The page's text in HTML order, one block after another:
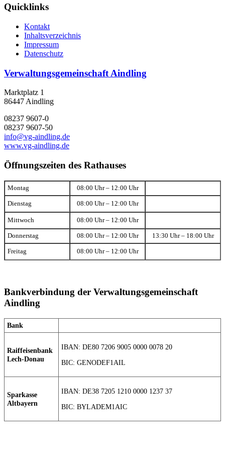
Quicklinks
Kontakt
Inhaltsverzeichnis
Impressum
Datenschutz
Verwaltungsgemeinschaft Aindling
Marktplatz 1
86447 Aindling
08237 9607-0
08237 9607-50
info@vg-aindling.de
www.vg-aindling.de
Öffnungszeiten des Rathauses
Montag 08:00 Uhr – 12:00 Uhr
Dienstag 08:00 Uhr – 12:00 Uhr
Mittwoch 08:00 Uhr – 12:00 Uhr
Donnerstag 08:00 Uhr – 12:00 Uhr 13:30 Uhr – 18:00 Uhr
Freitag 08:00 Uhr – 12:00 Uhr
Bankverbindung der Verwaltungsgemeinschaft
Aindling
Bank
Raiffeisenbank
Lech-Donau
IBAN: DE80 7206 9005 0000 0078 20
BIC: GENODEF1AIL
Sparkasse
Altbayern
IBAN: DE38 7205 1210 0000 1237 37
BIC: BYLADEM1AIC